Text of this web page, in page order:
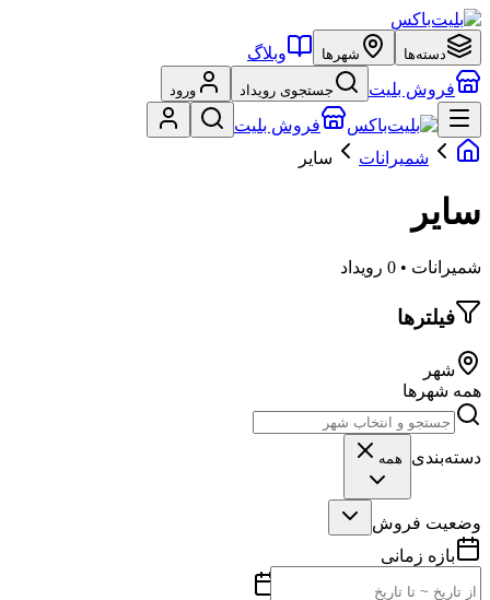
دسته‌ها شهرها
وبلاگ
فروش بلیت
جستجوی رویداد ورود
فروش بلیت
شمیرانات
سایر
سایر
شمیرانات • 0 رویداد
فیلترها
شهر
همه شهرها
دسته‌بندی همه
وضعیت فروش
بازه زمانی